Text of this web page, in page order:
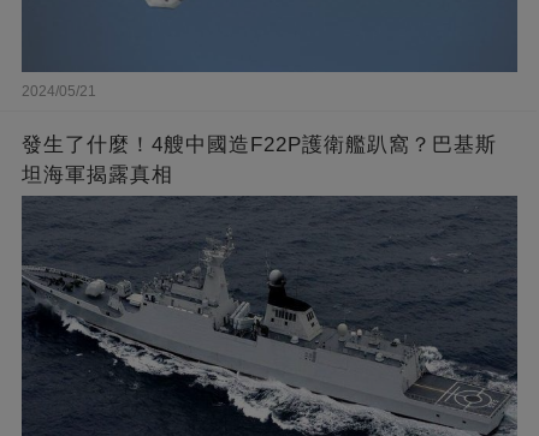
2024/05/21
發生了什麼！4艘中國造F22P護衛艦趴窩？巴基斯
坦海軍揭露真相